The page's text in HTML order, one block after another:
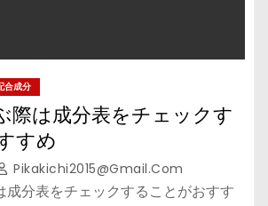
合成分
際は成分表をチェックす
すめ
Pikakichi2015@gmail.com
成分表をチェックすることがおすす